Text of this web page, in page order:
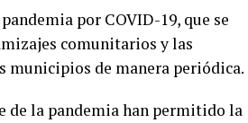
por COVID-19, que se
comunitarios y las
municipios de manera periódica.
de la pandemia han permitido la